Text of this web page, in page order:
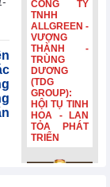
CÔNG TY
TNHH
ALLGREEN -
VƯỢNG
THÀNH -
TRÙNG
DƯƠNG
(TDG
GROUP):
HỘI TỤ TINH
HOA - LAN
TỎA PHÁT
TRIỂN